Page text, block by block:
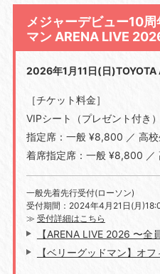
メジャーデビュー10
マン ARENA LIVE
2026年1月11日(日)TOYOTA
［チケット料金］
VIPシート（プレゼント付き
指定席：一般 ¥8,800 ／ 高
着席指定席：一般 ¥8,800 ／
一般先着先行受付(ローソン)
受付期間：2024年4月21日(月
≫ 受付詳細はこちら
【ARENA LIVE 2026 〜全
【ベリーグッドマン】オ